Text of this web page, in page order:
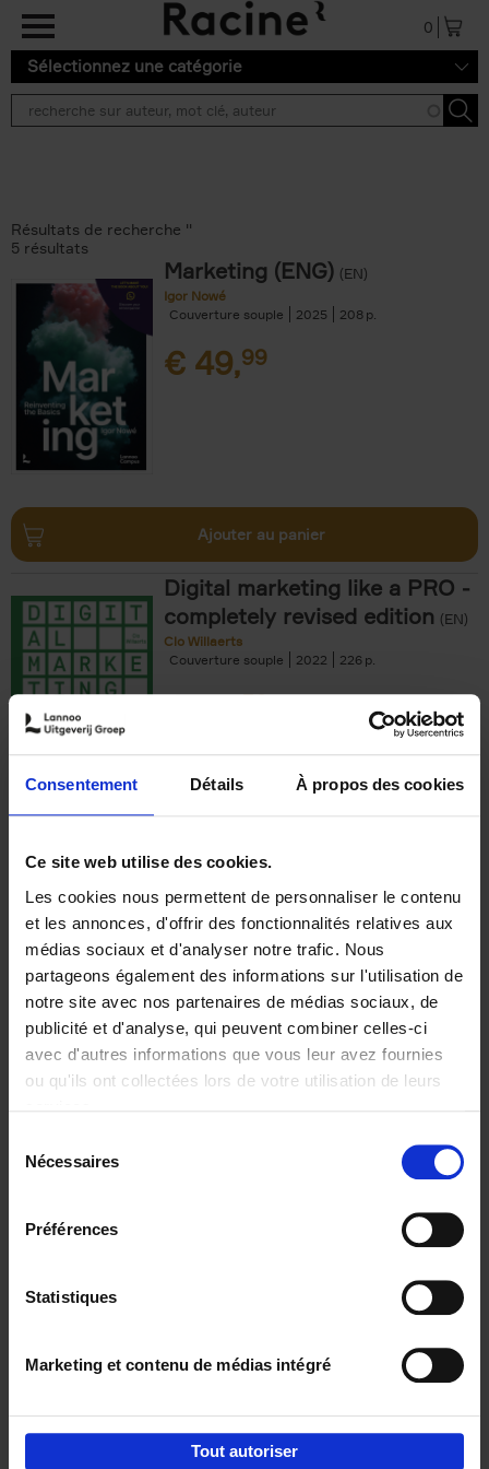
Consentement Détails À propos des cookies
Ce site web utilise des cookies.
Les cookies nous permettent de personnaliser le contenu
et les annonces, d'offrir des fonctionnalités relatives aux
médias sociaux et d'analyser notre trafic. Nous
partageons également des informations sur l'utilisation de
notre site avec nos partenaires de médias sociaux, de
publicité et d'analyse, qui peuvent combiner celles-ci
avec d'autres informations que vous leur avez fournies
ou qu'ils ont collectées lors de votre utilisation de leurs
Nécessaires
Préférences
Statistiques
Marketing et contenu de médias intégré
Tout autoriser
Aller au contenu principal
0
Sélectionnez une catégorie
Résultats de recherche ''
5 résultats
Marketing (ENG) (EN)
Igor Nowé
Couverture souple
2025 208
€ 49,99
Ajouter au panier
Digital marketing like a PRO -
completely revised edition (EN)
Clo Willaerts
Couverture souple
2022 226
€35,50
The Offer You Can't
Refuse
Steven Van Belleghem
Couverture souple
2020 256
€37,50
Building Bonds = Building